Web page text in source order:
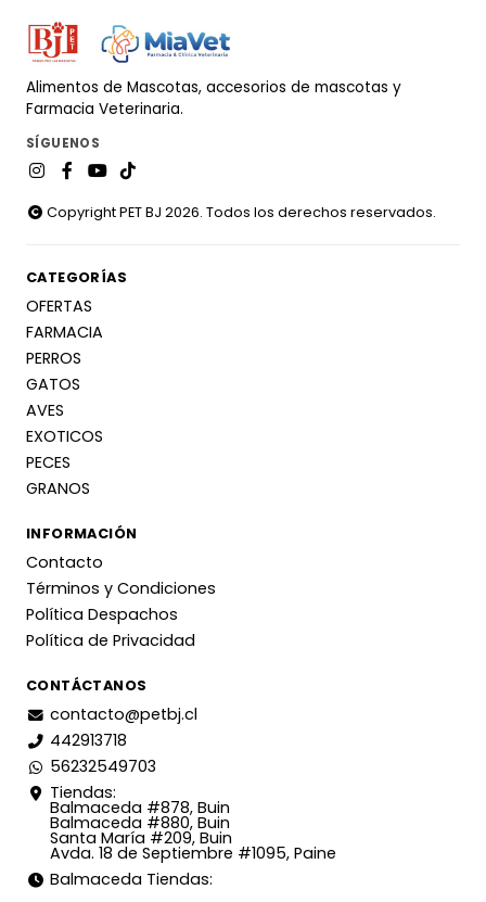
Alimentos de Mascotas, accesorios de mascotas y
Farmacia Veterinaria.
SÍGUENOS
Copyright PET BJ 2026. Todos los derechos reservados.
CATEGORÍAS
OFERTAS
FARMACIA
PERROS
GATOS
AVES
EXOTICOS
PECES
GRANOS
INFORMACIÓN
Contacto
Términos y Condiciones
Política Despachos
Política de Privacidad
CONTÁCTANOS
contacto@petbj.cl
442913718
56232549703
Tiendas:
Balmaceda #878, Buin
Balmaceda #880, Buin
Santa María #209, Buin
Avda. 18 de Septiembre #1095, Paine
Balmaceda Tiendas: